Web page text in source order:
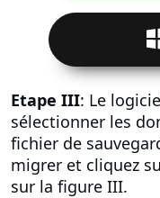
Etape III: Le
sélectionner les
fichier de
migrer et cliquez
sur la figure III.